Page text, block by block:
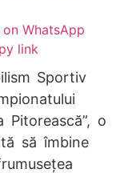
Sportiv
Pitorească”, o
să îmbine